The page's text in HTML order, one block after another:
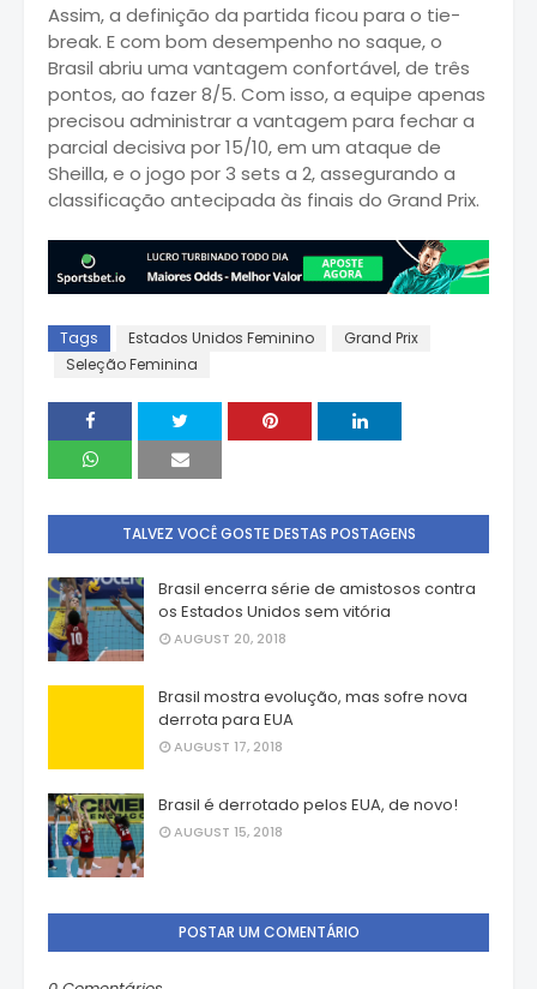
Assim, a definição da partida ficou para o tie-
break. E com bom desempenho no saque, o
Brasil abriu uma vantagem confortável, de três
pontos, ao fazer 8/5. Com isso, a equipe apenas
precisou administrar a vantagem para fechar a
parcial decisiva por 15/10, em um ataque de
Sheilla, e o jogo por 3 sets a 2, assegurando a
classificação antecipada às finais do Grand Prix.
Tags Estados Unidos Feminino
Grand Prix
Seleção Feminina
TALVEZ VOCÊ GOSTE DESTAS POSTAGENS
Brasil encerra série de amistosos contra
os Estados Unidos sem vitória
AUGUST 20, 2018
Brasil mostra evolução, mas sofre nova
derrota para EUA
AUGUST 17, 2018
Brasil é derrotado pelos EUA, de novo!
AUGUST 15, 2018
POSTAR UM COMENTÁRIO